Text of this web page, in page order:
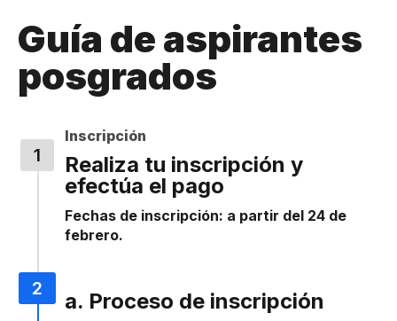
Guía de aspirantes
posgrados
Inscripción
Realiza tu inscripción y
efectúa el pago
Fechas de inscripción: a partir del 24 de
febrero.
a. Proceso de inscripción